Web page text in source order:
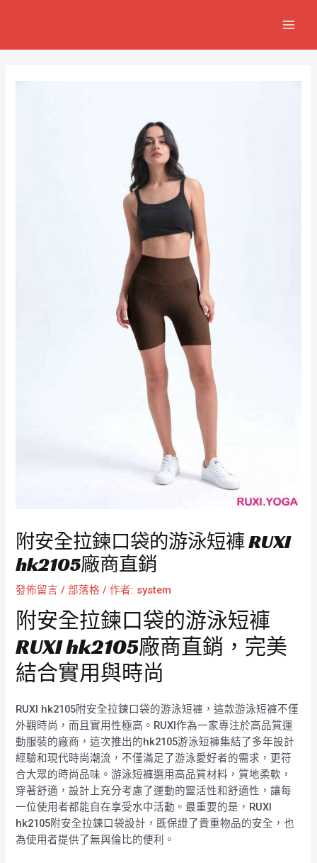
附安全拉鍊口袋的游泳短褲 RUXI
hk2105廠商直銷
發佈留言 /部落格 / 作者: system
附安全拉鍊口袋的游泳短褲
RUXI hk2105廠商直銷，完美
結合實用與時尚
RUXI hk2105附安全拉鍊口袋的游泳短褲，這款游泳短褲不僅
外觀時尚，而且實用性極高。RUXI作為一家專注於高品質運
動服裝的廠商，這次推出的hk2105游泳短褲集結了多年設計
經驗和現代時尚潮流，不僅滿足了游泳愛好者的需求，更符
合大眾的時尚品味。游泳短褲選用高品質材料，質地柔軟，
穿著舒適，設計上充分考慮了運動的靈活性和舒適性，讓每
一位使用者都能自在享受水中活動。最重要的是，RUXI
hk2105附安全拉鍊口袋設計，既保證了貴重物品的安全，也
為使用者提供了無與倫比的便利。